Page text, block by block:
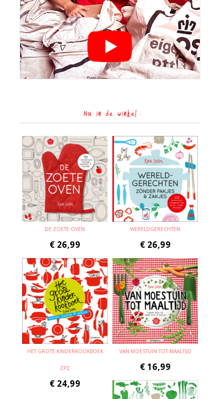
Nu in de winkel
DE ZOETE OVEN
€ 26,99
WERELDGERECHTEN
€ 26,99
HET GROTE KINDERKOOKBOEK
ZPZ
€ 24,99
VAN MOESTUIN TOT MAALTIJD
€ 16,99